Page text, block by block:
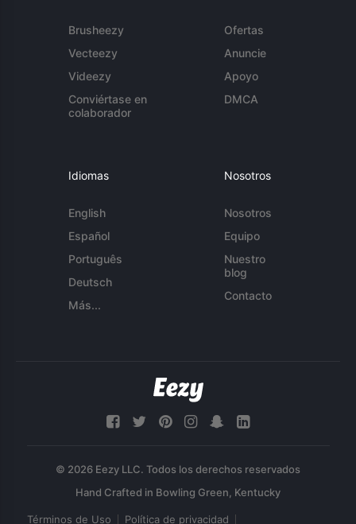
Brusheezy
Vecteezy
Videezy
Conviértase en
colaborador
Ofertas
Anuncie
Apoyo
DMCA
Idiomas
English
Español
Português
Deutsch
Más...
Nosotros
Nosotros
Equipo
Nuestro
blog
Contacto
© 2026 Eezy LLC. Todos los derechos reservados
Términos de Uso Política de privacidad